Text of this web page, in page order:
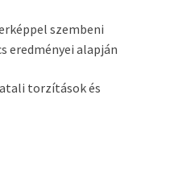
szembeni
eredményei alapján
torzítások és